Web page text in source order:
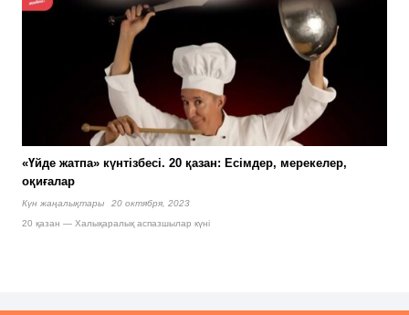
«Үйде жатпа» күнтізбесі. 20 қазан: Есімдер, мерекелер,
оқиғалар
Күн жаңалықтары
20 октября, 2023
20 қазан — Халықаралық аспазшылар күні